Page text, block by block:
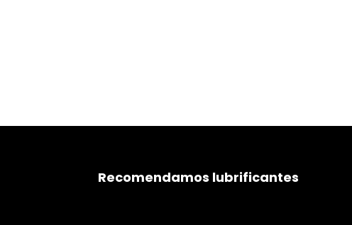
Recomendamos lubrificantes